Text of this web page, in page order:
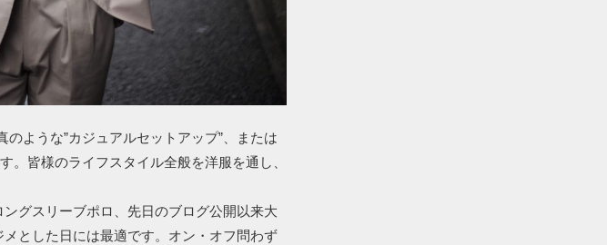
ような”カジュアルセットアップ”、または
。皆様のライフスタイル全般を洋服を通し、
グスリーブポロ、先日のブログ公開以来大
とした日には最適です。オン・オフ問わず